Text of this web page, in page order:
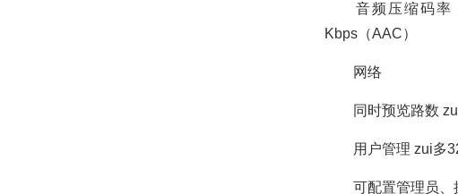
音频压缩码率 64
Kbps（AAC）
网络
同时预览路数
用户管理 zui多
可配置管理员、